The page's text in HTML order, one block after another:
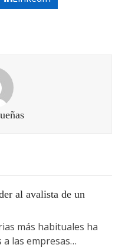
al avalista de un
más habituales ha
las empresas…